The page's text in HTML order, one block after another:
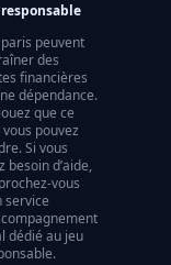
responsable
paris peuvent
des
financières
dépendance.
que ce
pouvez
Si vous
besoin d’aide,
vous
service
dédié au jeu